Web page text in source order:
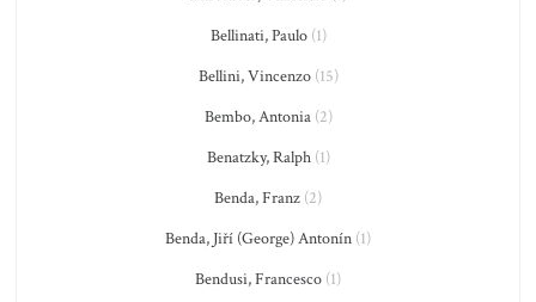
Bellinati, Paulo(1)
Bellini, Vincenzo(15)
Bembo, Antonia(2)
Benatzky, Ralph(1)
Benda, Franz (2)
Benda, Jiří (George) Antonín (1)
Bendusi, Francesco (1)